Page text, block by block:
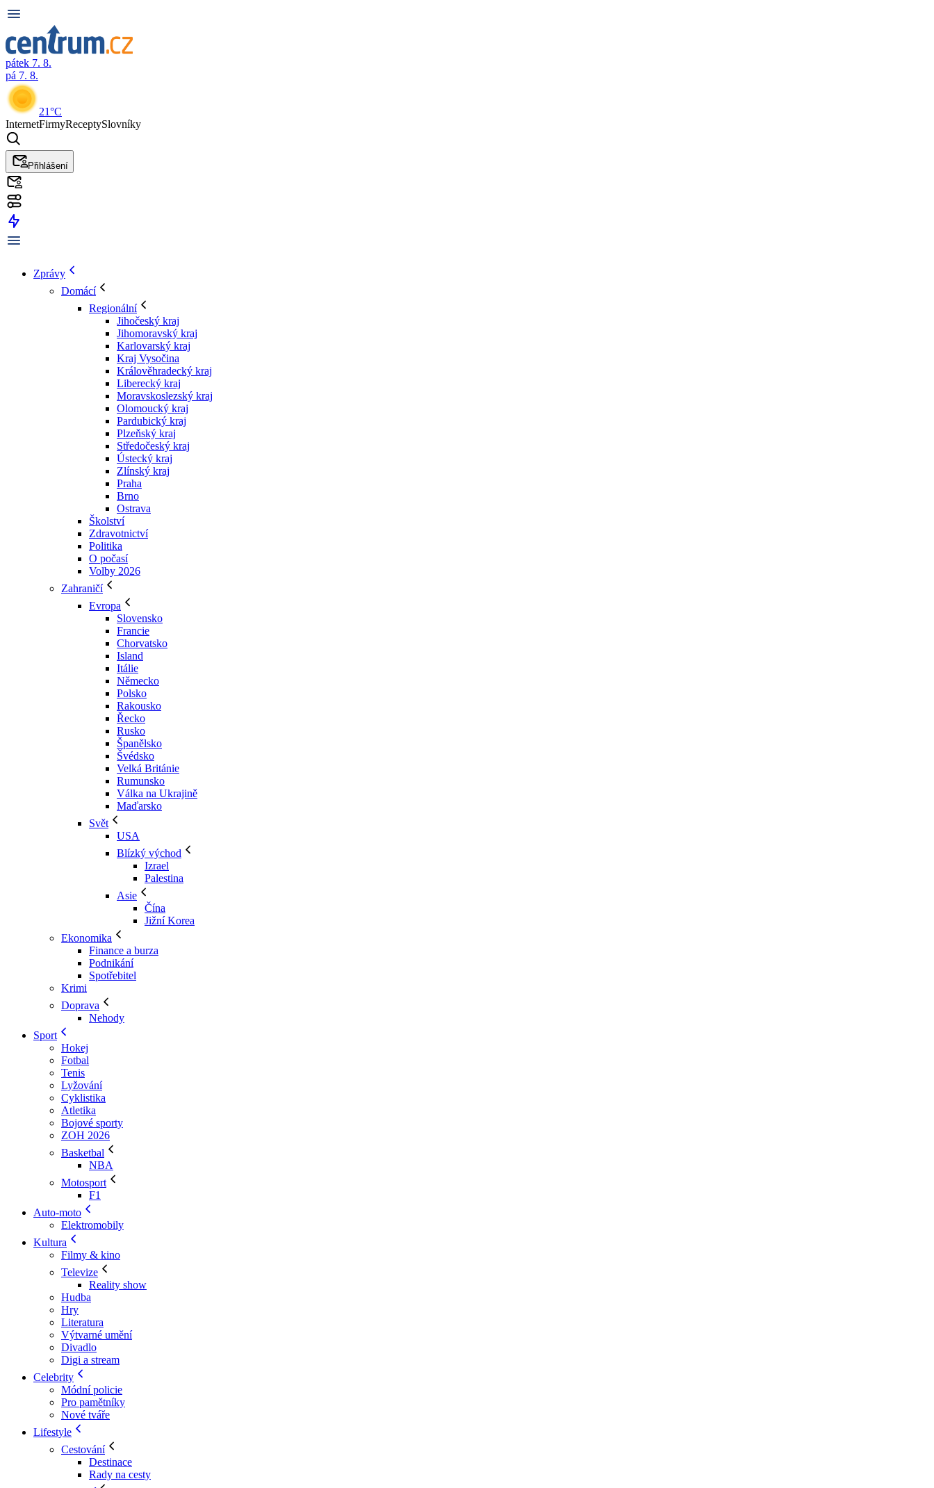
pátek 7. 8.
pá 7. 8.
21°C
InternetFirmyReceptySlovníky
Přihlášení
Zprávy
Domácí
Regionální
Jihočeský kraj
Jihomoravský kraj
Karlovarský kraj
Kraj Vysočina
Králověhradecký kraj
Liberecký kraj
Moravskoslezský kraj
Olomoucký kraj
Pardubický kraj
Plzeňský kraj
Středočeský kraj
Ústecký kraj
Zlínský kraj
Praha
Brno
Ostrava
Školství
Zdravotnictví
Politika
O počasí
Volby 2026
Zahraničí
Evropa
Slovensko
Francie
Chorvatsko
Island
Itálie
Německo
Polsko
Rakousko
Řecko
Rusko
Španělsko
Švédsko
Velká Británie
Rumunsko
Válka na Ukrajině
Maďarsko
Svět
USA
Blízký východ
Izrael
Palestina
Asie
Čína
Jižní Korea
Ekonomika
Finance a burza
Podnikání
Spotřebitel
Krimi
Doprava
Nehody
Sport
Hokej
Fotbal
Tenis
Lyžování
Cyklistika
Atletika
Bojové sporty
ZOH 2026
Basketbal
NBA
Motosport
F1
Auto-moto
Elektromobily
Kultura
Filmy & kino
Televize
Reality show
Hudba
Hry
Literatura
Výtvarné umění
Divadlo
Digi a stream
Celebrity
Módní policie
Pro pamětníky
Nové tváře
Lifestyle
Cestování
Destinace
Rady na cesty